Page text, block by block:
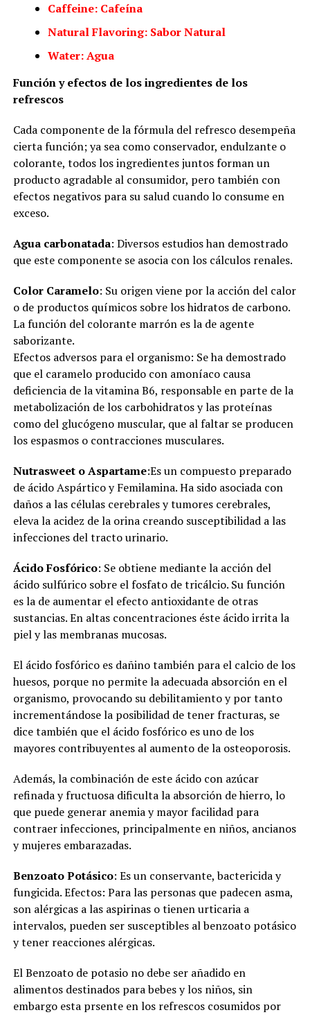
Caffeine: Cafeína
Natural Flavoring: Sabor Natural
Water: Agua
Función y efectos de los ingredientes de los
refrescos
Cada componente de la fórmula del refresco desempeña
cierta función; ya sea como conservador, endulzante o
colorante, todos los ingredientes juntos forman un
producto agradable al consumidor, pero también con
efectos negativos para su salud cuando lo consume en
exceso.
Agua carbonatada: Diversos estudios han demostrado
que este componente se asocia con los cálculos renales.
Color Caramelo: Su origen viene por la acción del calor
o de productos químicos sobre los hidratos de carbono.
La función del colorante marrón es la de agente
saborizante.
Efectos adversos para el organismo: Se ha demostrado
que el caramelo producido con amoníaco causa
deficiencia de la vitamina B6, responsable en parte de la
metabolización de los carbohidratos y las proteínas
como del glucógeno muscular, que al faltar se producen
los espasmos o contracciones musculares.
Nutrasweet o Aspartame:Es un compuesto preparado
de ácido Aspártico y Femilamina. Ha sido asociada con
daños a las células cerebrales y tumores cerebrales,
eleva la acidez de la orina creando susceptibilidad a las
infecciones del tracto urinario.
Ácido Fosfórico: Se obtiene mediante la acción del
ácido sulfúrico sobre el fosfato de tricálcio. Su función
es la de aumentar el efecto antioxidante de otras
sustancias. En altas concentraciones éste ácido irrita la
piel y las membranas mucosas.
El ácido fosfórico es dañino también para el calcio de los
huesos, porque no permite la adecuada absorción en el
organismo, provocando su debilitamiento y por tanto
incrementándose la posibilidad de tener fracturas, se
dice también que el ácido fosfórico es uno de los
mayores contribuyentes al aumento de la osteoporosis.
Además, la combinación de este ácido con azúcar
refinada y fructuosa dificulta la absorción de hierro, lo
que puede generar anemia y mayor facilidad para
contraer infecciones, principalmente en niños, ancianos
y mujeres embarazadas.
Benzoato Potásico: Es un conservante, bactericida y
fungicida. Efectos: Para las personas que padecen asma,
son alérgicas a las aspirinas o tienen urticaria a
intervalos, pueden ser susceptibles al benzoato potásico
y tener reacciones alérgicas.
El Benzoato de potasio no debe ser añadido en
alimentos destinados para bebes y los niños, sin
embargo esta prsente en los refrescos cosumidos por